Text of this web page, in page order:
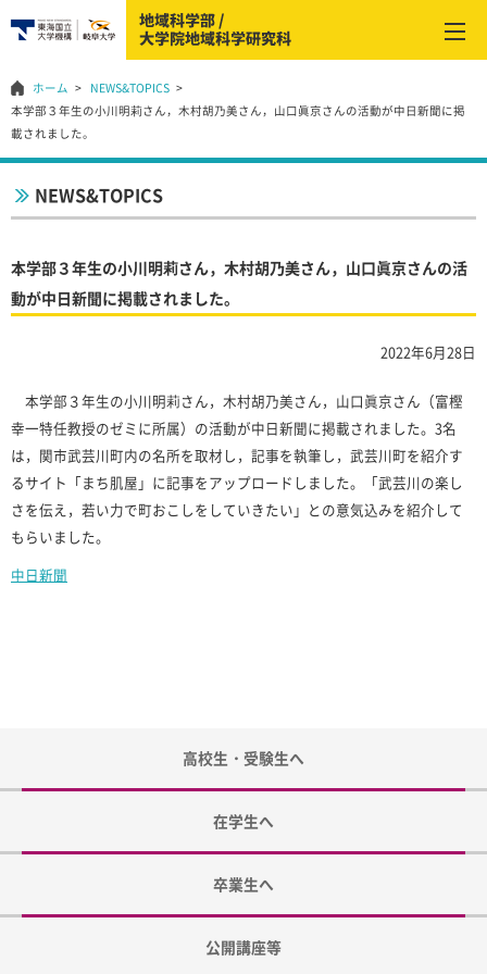
高校生・受験生へ
在学生へ
卒業生へ
公開講座等
ホーム
NEWS&TOPICS
本学部３年生の小川明莉さん，木村胡乃美さん，山口眞京さんの活動が中日新聞に掲
載されました。
NEWS&TOPICS
本学部３年生の小川明莉さん，木村胡乃美さん，山口眞京さんの活
動が中日新聞に掲載されました。
2022年6月28日
本学部３年生の小川明莉さん，木村胡乃美さん，山口眞京さん（富樫
幸一特任教授のゼミに所属）の活動が中日新聞に掲載されました。3名
は，関市武芸川町内の名所を取材し，記事を執筆し，武芸川町を紹介す
るサイト「まち肌屋」に記事をアップロードしました。「武芸川の楽し
さを伝え，若い力で町おこしをしていきたい」との意気込みを紹介して
もらいました。
中日新聞